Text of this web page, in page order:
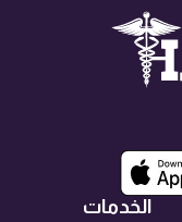
الخدمات